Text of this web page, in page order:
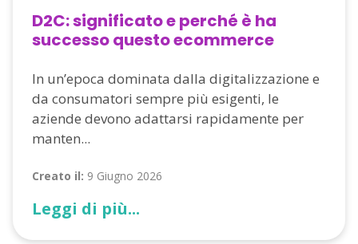
D2C: significato e perché è ha
successo questo ecommerce
In un’epoca dominata dalla digitalizzazione e
da consumatori sempre più esigenti, le
aziende devono adattarsi rapidamente per
manten...
Creato il: 9 Giugno 2026
Leggi di più...